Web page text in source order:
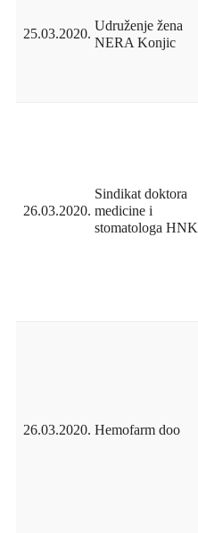
25.03.2020. Udruženje žena
NERA Konjic
26.03.2020.
Sindikat doktora
medicine i
stomatologa HNK
26.03.2020. Hemofarm doo